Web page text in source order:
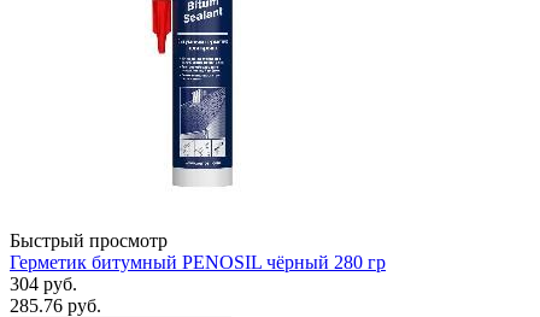
Быстрый просмотр
Герметик битумный PENOSIL чёрный 280 гр
304 руб.
285.76 руб.